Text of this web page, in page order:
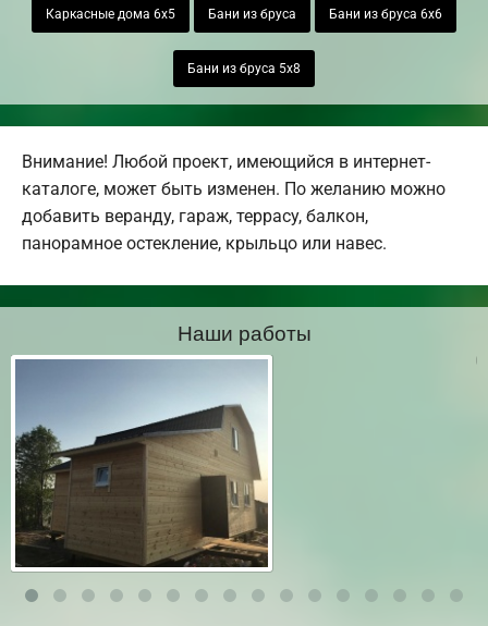
Каркасные дома 6х5 Бани из бруса Бани из бруса 6х6
Бани из бруса 5х8
Внимание! Любой проект, имеющийся в интернет-
каталоге, может быть изменен. По желанию можно
добавить веранду, гараж, террасу, балкон,
панорамное остекление, крыльцо или навес.
Наши работы